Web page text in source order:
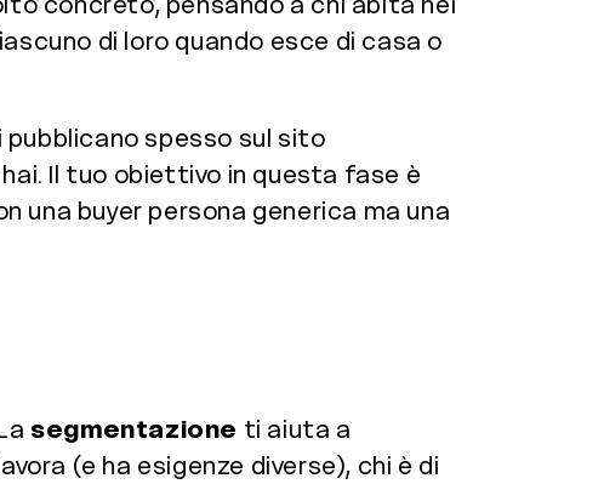
di loro quando esce di casa o
pubblicano spesso sul sito
Il tuo obiettivo in questa fase è
una buyer persona generica ma una
segmentazione ti aiuta a
(e ha esigenze diverse), chi è di